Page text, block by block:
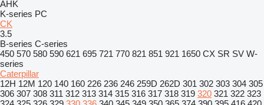
AHK
K-series PC
CK
3.5
B-series C-series
450 570 580 590 621 695 721 770 821 851 921 1650 CX SR SV W-
series
Caterpillar
12H 12M 120 140 160 226 236 246 259D 262D 301 302 303 304 305
306 307 308 311 312 313 314 315 316 317 318 319 320 321 322 323